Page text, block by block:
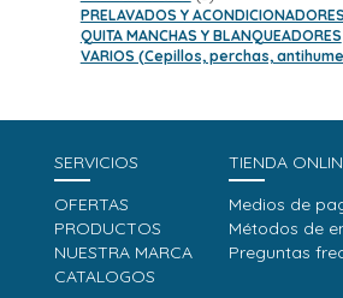
productos
PRELAVADOS Y
QUITA MANCHAS Y BLANQUEADORES
VARIOS (Cepillos, perchas,
SERVICIOS
OFERTAS
PRODUCTOS
NUESTRA MARCA
CATALOGOS
TIENDA
Medios de
Métodos de
Preguntas